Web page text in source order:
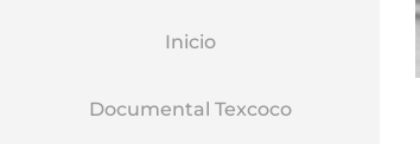
Inicio
Documental Texcoco